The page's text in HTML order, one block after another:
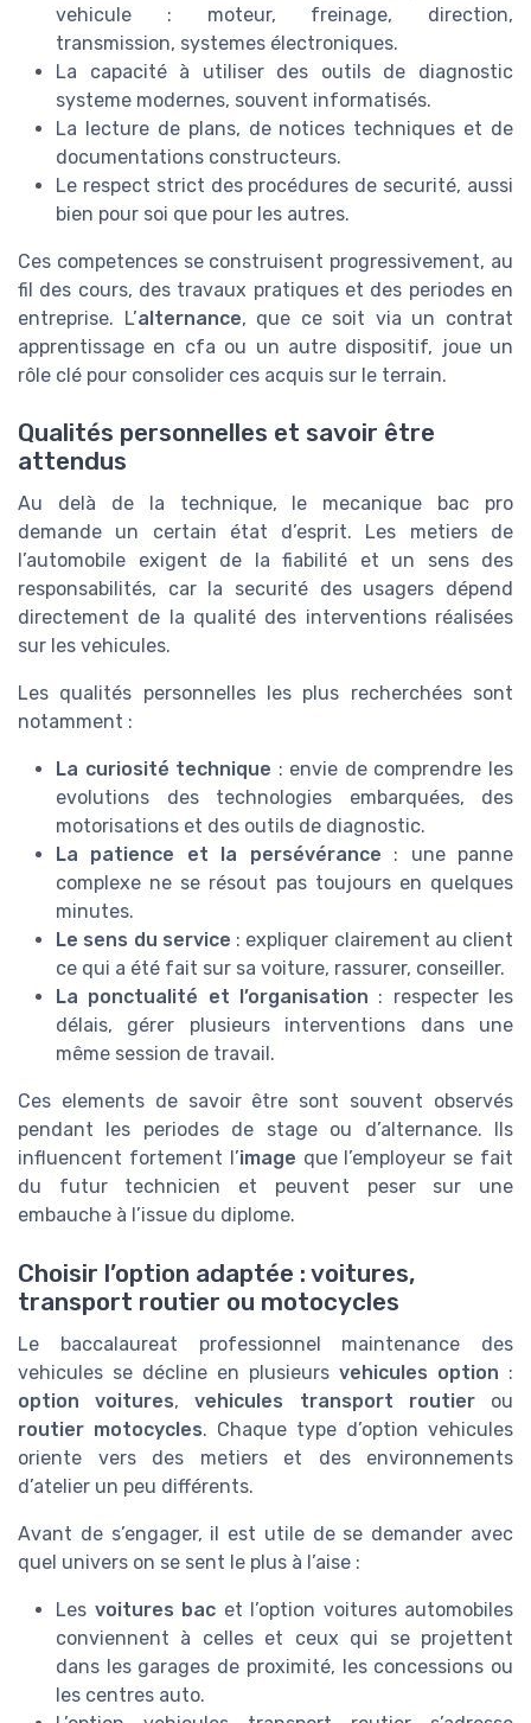
vehicule : moteur, freinage, direction,
transmission, systemes électroniques.
La capacité à utiliser des outils de diagnostic
systeme modernes, souvent informatisés.
La lecture de plans, de notices techniques et de
documentations constructeurs.
Le respect strict des procédures de securité, aussi
bien pour soi que pour les autres.
Ces competences se construisent progressivement, au
fil des cours, des travaux pratiques et des periodes en
entreprise. L’alternance, que ce soit via un contrat
apprentissage en cfa ou un autre dispositif, joue un
rôle clé pour consolider ces acquis sur le terrain.
Qualités personnelles et savoir être
attendus
Au delà de la technique, le mecanique bac pro
demande un certain état d’esprit. Les metiers de
l’automobile exigent de la fiabilité et un sens des
responsabilités, car la securité des usagers dépend
directement de la qualité des interventions réalisées
sur les vehicules.
Les qualités personnelles les plus recherchées sont
notamment :
La curiosité technique : envie de comprendre les
evolutions des technologies embarquées, des
motorisations et des outils de diagnostic.
La patience et la persévérance : une panne
complexe ne se résout pas toujours en quelques
minutes.
Le sens du service : expliquer clairement au client
ce qui a été fait sur sa voiture, rassurer, conseiller.
La ponctualité et l’organisation : respecter les
délais, gérer plusieurs interventions dans une
même session de travail.
Ces elements de savoir être sont souvent observés
pendant les periodes de stage ou d’alternance. Ils
influencent fortement l’image que l’employeur se fait
du futur technicien et peuvent peser sur une
embauche à l’issue du diplome.
Choisir l’option adaptée : voitures,
transport routier ou motocycles
Le baccalaureat professionnel maintenance des
vehicules se décline en plusieurs vehicules option :
option voitures,vehicules transport routierou
routier motocycles. Chaque type d’option vehicules
oriente vers des metiers et des environnements
d’atelier un peu différents.
Avant de s’engager, il est utile de se demander avec
quel univers on se sent le plus à l’aise :
Les voitures bac et l’option voitures automobiles
conviennent à celles et ceux qui se projettent
dans les garages de proximité, les concessions ou
les centres auto.